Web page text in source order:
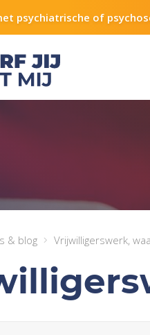
psychiatrische of
& blog Vrijwilligerswerk,